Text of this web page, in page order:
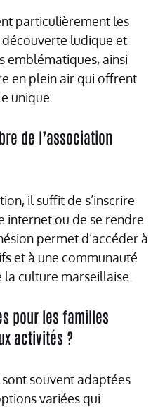
particulièrement les
ludique et
emblématiques, ainsi
en plein air qui offrent
unique.
de l’association
il suffit de s’inscrire
internet ou de se rendre
permet d’accéder à
et à une communauté
culture marseillaise.
pour les familles
activités ?
souvent adaptées
variées qui